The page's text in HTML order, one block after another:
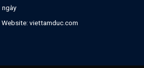
ngày
viettamduc.com